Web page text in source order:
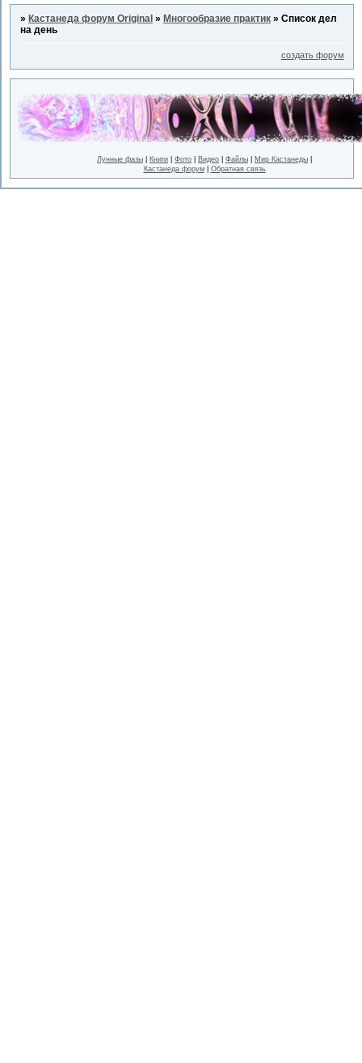
»Кастанеда форум Original »Многообразие практик »Список дел
на день
создать форум
Лунные фазы Книги Фото Видео Файлы Мир Кастанеды
Кастанеда форум| Обратная связь